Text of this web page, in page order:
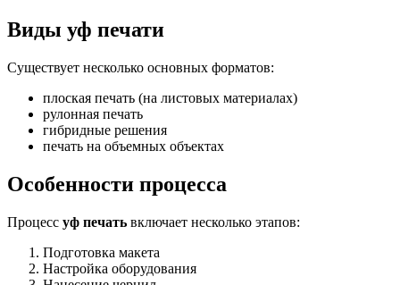
Виды уф печати
Существует несколько основных форматов:
плоская печать (на листовых материалах)
рулонная печать
гибридные решения
печать на объемных объектах
Особенности процесса
Процесс уф печать включает несколько этапов:
Подготовка макета
Настройка оборудования